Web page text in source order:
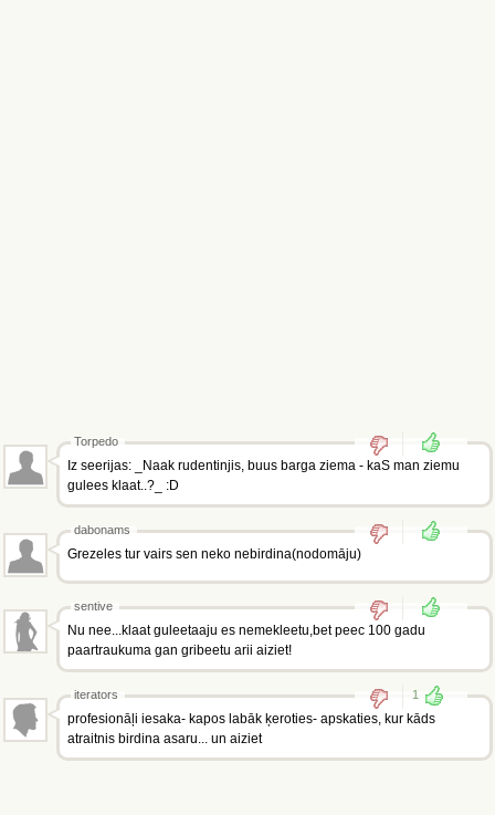
Torpedo
Iz seerijas: _Naak rudentinjis, buus barga ziema - kaS man ziemu
gulees klaat..?_ :D
dabonams
Grezeles tur vairs sen neko nebirdina(nodomāju)
sentive
Nu nee...klaat guleetaaju es nemekleetu,bet peec 100 gadu
paartraukuma gan gribeetu arii aiziet!
iterators 1
profesionāļi iesaka- kapos labāk ķeroties- apskaties, kur kāds
atraitnis birdina asaru... un aiziet